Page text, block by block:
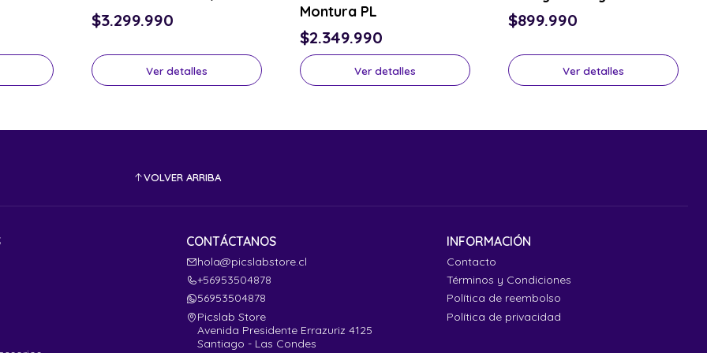
$3.299.990
Ver detalles
Montura PL
$2.349.990
Ver detalles
$899.990
Ver detalles
VOLVER ARRIBA
CONTÁCTANOS
hola@picslabstore.cl
+56953504878
56953504878
Picslab Store
Avenida Presidente Errazuriz 4125
Santiago - Las Condes
INFORMACIÓN
Contacto
Términos y Condiciones
Política de reembolso
Política de privacidad